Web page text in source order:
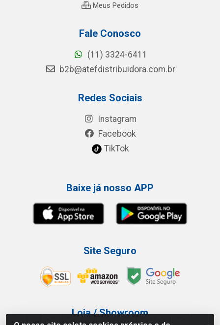
Meus Pedidos
Fale Conosco
(11) 3324-6411
b2b@atefdistribuidora.com.br
Redes Sociais
Instagram
Facebook
TikTok
Baixe já nosso APP
Site Seguro
Loja / Showroom